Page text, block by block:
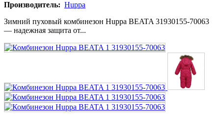
Производитель: Huppa
Зимний пуховый комбинезон Huppa BEATA 31930155-70063
— надежная защита от...